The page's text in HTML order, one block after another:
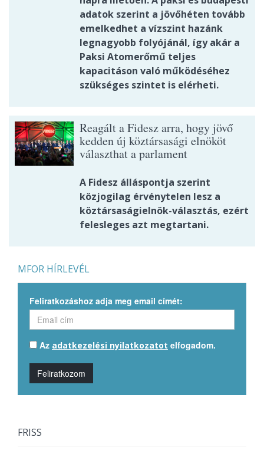
adatok szerint a jövőhéten tovább
emelkedhet a vízszint hazánk
legnagyobb folyójánál, így akár a
Paksi Atomerőmű teljes
kapacitáson való működéséhez
szükséges szintet is elérheti.
Reagált a Fidesz arra, hogy jövő
kedden új köztársasági elnököt
választhat a parlament
A Fidesz álláspontja szerint
közjogilag érvénytelen lesz a
köztársaságielnök-választás, ezért
felesleges azt megtartani.
MFOR HÍRLEVÉL
Feliratkozáshoz adja meg email címét:
Az adatkezelési nyilatkozatot elfogadom.
Feliratkozom
FRISS